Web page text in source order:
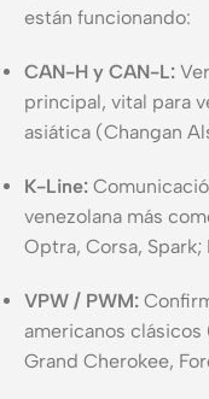
están funcionando:
CAN-H y CAN-L:
principal, vital para
asiática (Changan
K-Line:
venezolana más
Optra, Corsa,
VPW / PWM:
americanos clásicos
Grand Cherokee,